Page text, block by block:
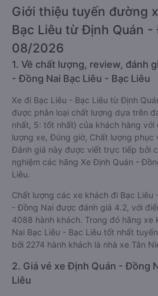
Giới thiệu tuyến đường
Bạc Liêu từ Định Quán -
08/2026
1. Về chất lượng, review, đánh
- Đồng Nai Bạc Liêu - Bạc Liêu
Xe đi Bạc Liêu - Bạc Liêu từ Định
được phân loại chất lượng dựa trên
nhất, 5: tốt nhất) của khách hàng với
lượng xe, Đúng giờ, Chất lượng phục
Đánh giá này được viết trực tiếp bởi
nghiệm các hãng Xe Định Quán -
Liêu.
Chất lượng các xe khách đi Bạc Liêu
- Đồng Nai được đánh giá 4.2, với
4088 hành khách. Trong đó hãng xe
Nai Bạc Liêu - Bạc Liêu tốt nhất
bởi 2274 hành khách là nhà xe Tân
2. Giá vé xe Định Quán - Đồng
Liêu